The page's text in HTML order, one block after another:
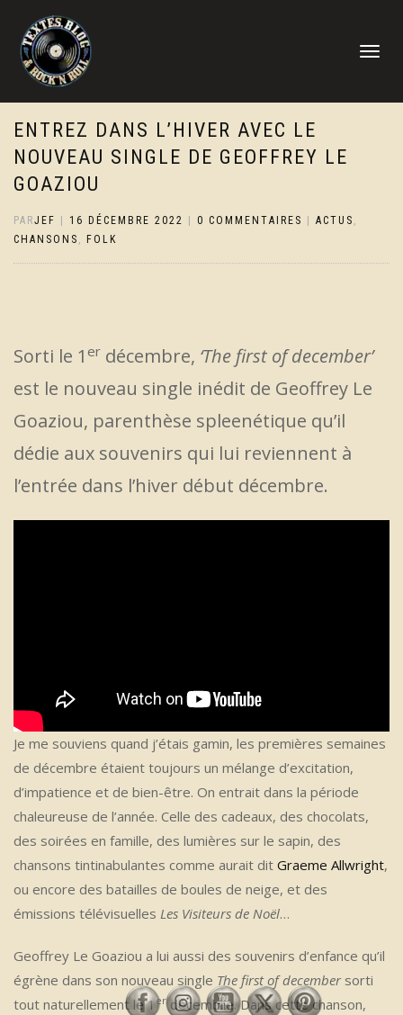
DÉPLIER
ENTREZ DANS L’HIVER AVEC LE
NOUVEAU SINGLE DE GEOFFREY LE
GOAZIOU
PARJEF 16 DÉCEMBRE 2022 0 COMMENTAIRES ACTUS ,
CHANSONS , FOLK
Sorti le 1 er décembre, ‘The first of december’
est le nouveau single inédit de Geoffrey Le
Goaziou, parenthèse spleenétique qu’il
dédie aux souvenirs qui lui reviennent à
l’entrée dans l’hiver début décembre.
Je me souviens quand j’étais gamin, les premières semaines
de décembre étaient toujours un mélange d’excitation,
d’impatience et de bien-être. On entrait dans la période
chaleureuse de l’année. Celle des cadeaux, des chocolats,
des soirées en famille, des lumières sur le sapin, des
chansons tintinabulantes comme aurait dit Graeme Allwright,
ou encore des batailles de boules de neige, et des
émissions télévisuelles Les Visiteurs de Noël…
Geoffrey Le Goaziou a lui aussi des souvenirs d’enfance qu’il
égrène dans son nouveau single The first of decembersorti
tout naturellement le 1erdécembre. Dans cette chanson,